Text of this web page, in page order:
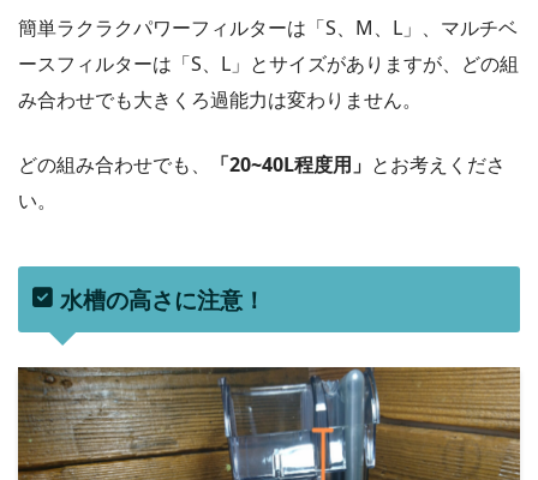
簡単ラクラクパワーフィルターは「S、M、L」、マルチベ
ースフィルターは「S、L」とサイズがありますが、どの組
み合わせでも大きくろ過能力は変わりません。
どの組み合わせでも、 「20~40L程度用」 とお考えくださ
い。
水槽の高さに注意！